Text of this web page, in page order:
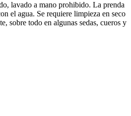
lavado a mano prohibido. La prenda
el agua. Se requiere limpieza en seco
sobre todo en algunas sedas, cueros y